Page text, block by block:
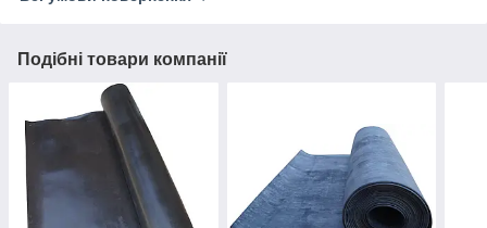
Подібні товари компанії